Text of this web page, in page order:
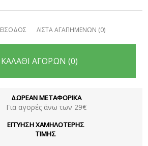
ΕΙΣΟΔΟΣ ΛΙΣΤΑ ΑΓΑΠΗΜΕΝΩΝ (0)
ΚΑΛΑΘΙ ΑΓΟΡΩΝ (0)
ΔΩΡΕΑΝ ΜΕΤΑΦΟΡΙΚΑ
Για αγορές άνω των 29€
ΕΓΓΥΗΣΗ ΧΑΜΗΛΟΤΕΡΗΣ
ΤΙΜΗΣ